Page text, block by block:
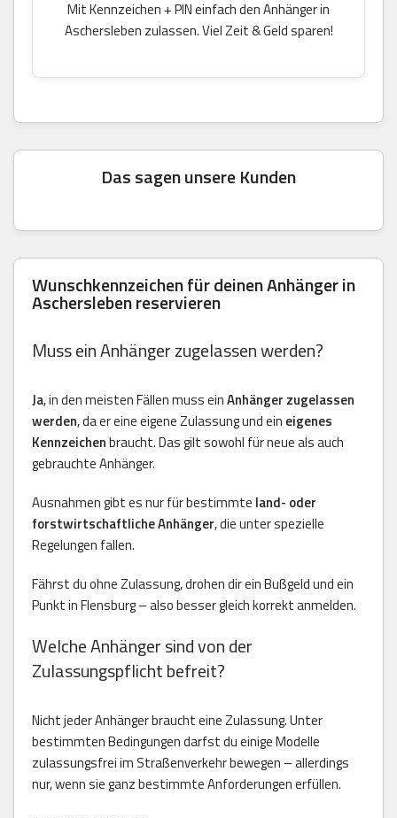
Mit Kennzeichen + PIN einfach den Anhänger in
Aschersleben zulassen. Viel Zeit & Geld sparen!
Das sagen unsere Kunden
Wunschkennzeichen für deinen Anhänger in
Aschersleben reservieren
Muss ein Anhänger zugelassen werden?
Ja, in den meisten Fällen muss einAnhänger zugelassen
werden, da er eine eigene Zulassung und ein eigenes
Kennzeichenbraucht. Das gilt sowohl für neue als auch
gebrauchte Anhänger.
Ausnahmen gibt es nur für bestimmte land- oder
forstwirtschaftliche Anhänger, die unter spezielle
Regelungen fallen.
Fährst du ohne Zulassung, drohen dir ein Bußgeld und ein
Punkt in Flensburg – also besser gleich korrekt anmelden.
Welche Anhänger sind von der
Zulassungspflicht befreit?
Nicht jeder Anhänger braucht eine Zulassung. Unter
bestimmten Bedingungen darfst du einige Modelle
zulassungsfrei im Straßenverkehr bewegen – allerdings
nur, wenn sie ganz bestimmte Anforderungen erfüllen.